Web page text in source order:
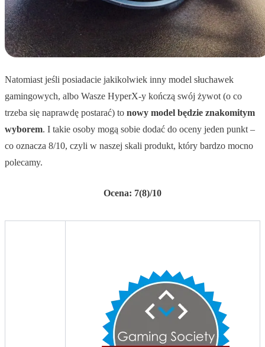
Natomiast jeśli posiadacie jakikolwiek inny model słuchawek
gamingowych, albo Wasze HyperX-y kończą swój żywot (o co
trzeba się naprawdę postarać) to nowy model będzie znakomitym
wyborem. I takie osoby mogą sobie dodać do oceny jeden punkt –
co oznacza 8/10, czyli w naszej skali produkt, który bardzo mocno
polecamy.
Ocena: 7(8)/10